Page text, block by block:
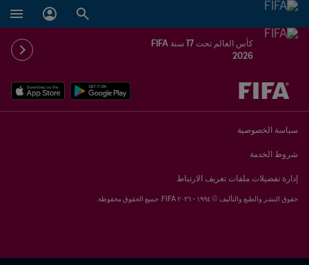
كأس العالم تحت 17 سنة FIFA
2026
يُحدَّد لاحقاً ضد يُحدَّد لاحقاً
سياسة الخصوصية
شروط الخدمة
إدارة تفضيلات ملفات تعريف الارتباط
حقوق النشر والطبع والتأليف © ١٩٩٤ - ٢٠٢٦ FIFA. جميع الحقوق محفوظة.